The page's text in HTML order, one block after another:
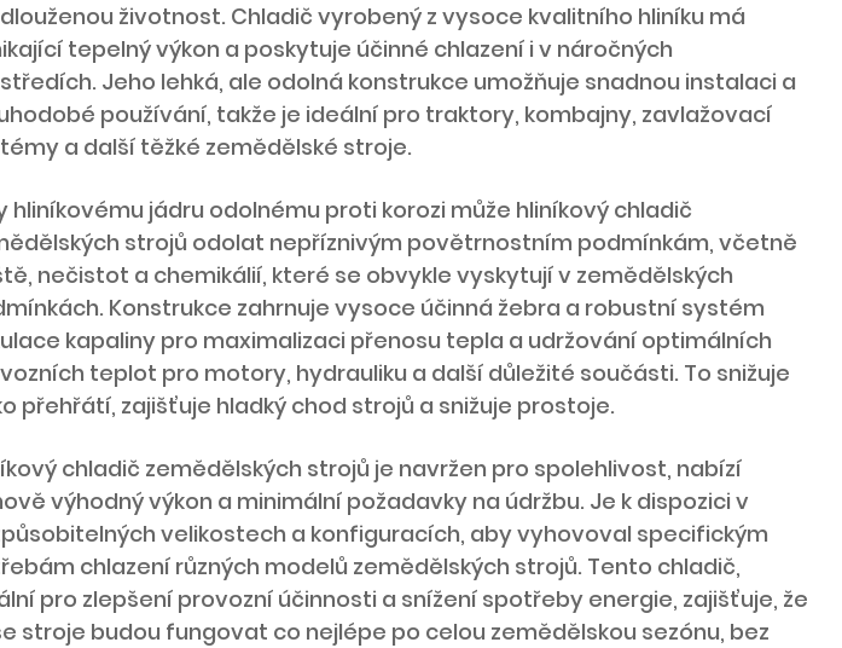
životnost. Chladič vyrobený z vysoce kvalitního hliníku má
tepelný výkon a poskytuje účinné chlazení i v náročných
Jeho lehká, ale odolná konstrukce umožňuje snadnou instalaci a
používání, takže je ideální pro traktory, kombajny, zavlažovací
a další těžké zemědělské stroje.
hliníkovému jádru odolnému proti korozi může hliníkový chladič
strojů odolat nepříznivým povětrnostním podmínkám, včetně
nečistot a chemikálií, které se obvykle vyskytují v zemědělských
Konstrukce zahrnuje vysoce účinná žebra a robustní systém
kapaliny pro maximalizaci přenosu tepla a udržování optimálních
teplot pro motory, hydrauliku a další důležité součásti. To snižuje
přehřátí, zajišťuje hladký chod strojů a snižuje prostoje.
chladič zemědělských strojů je navržen pro spolehlivost, nabízí
výhodný výkon a minimální požadavky na údržbu. Je k dispozici v
velikostech a konfiguracích, aby vyhovoval specifickým
chlazení různých modelů zemědělských strojů. Tento chladič,
pro zlepšení provozní účinnosti a snížení spotřeby energie, zajišťuje, že
stroje budou fungovat co nejlépe po celou zemědělskou sezónu, bez